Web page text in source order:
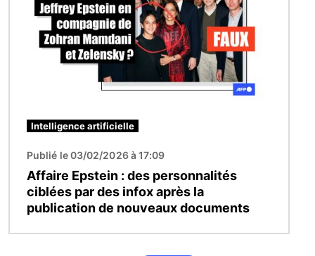
Intelligence artificielle
Publié le 03/02/2026 à 17:09
Affaire Epstein : des personnalités
ciblées par des infox après la
publication de nouveaux documents